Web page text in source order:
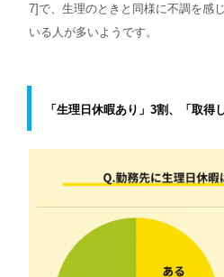
7]で、生理のときと同様に不調を感
いる人が多いようです。
「生理日休暇あり」3割、「取得